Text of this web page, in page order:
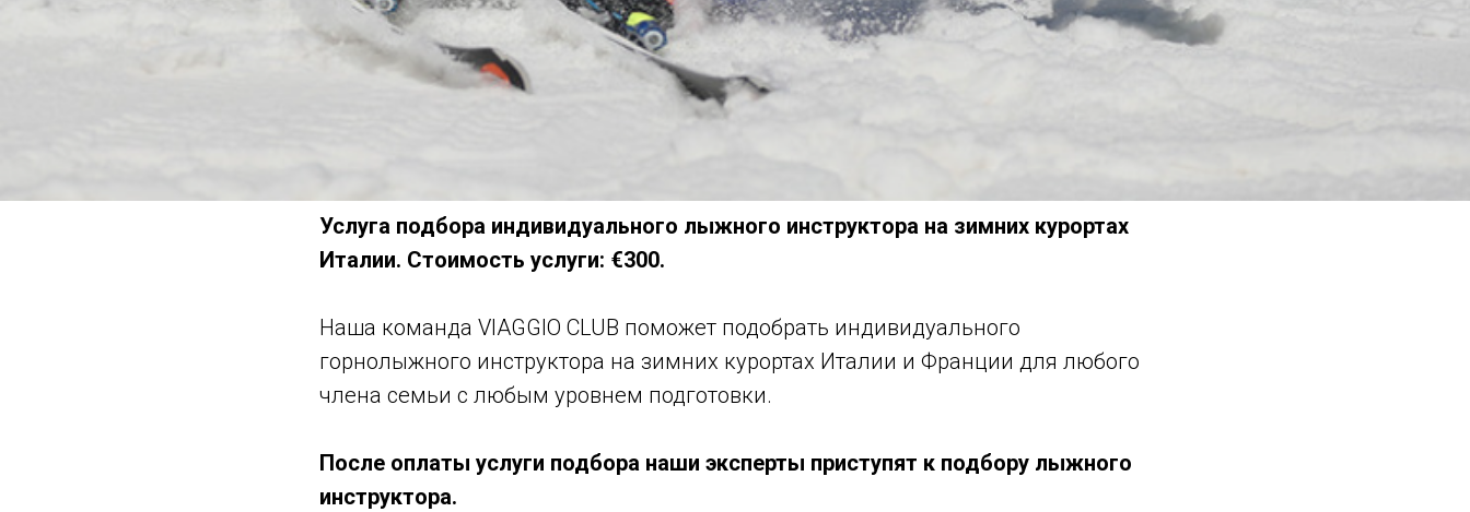
Услуга подбора индивидуального лыжного инструктора на зимних курортах
Италии. Стоимость услуги: €300.
Наша команда VIAGGIO CLUB поможет подобрать индивидуального
горнолыжного инструктора на зимних курортах Италии и Франции для любого
члена семьи с любым уровнем подготовки.
После оплаты услуги подбора наши эксперты приступят к подбору лыжного
инструктора.